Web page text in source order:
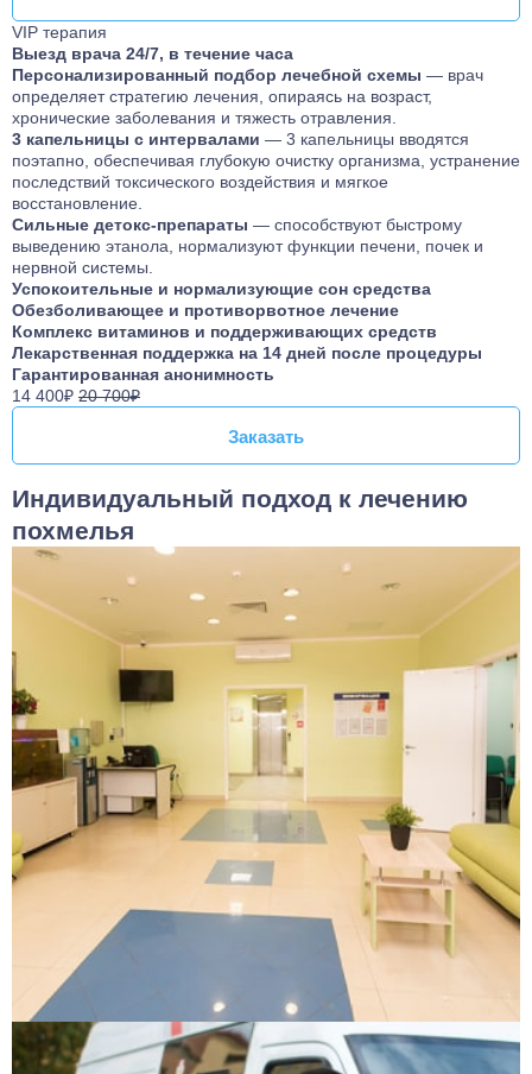
VIP терапия
Выезд врача 24/7, в течение часа
Персонализированный подбор лечебной схемы — врач
определяет стратегию лечения, опираясь на возраст,
хронические заболевания и тяжесть отравления.
3 капельницы с интервалами — 3 капельницы вводятся
поэтапно, обеспечивая глубокую очистку организма, устранение
последствий токсического воздействия и мягкое
восстановление.
Сильные детокс-препараты — способствуют быстрому
выведению этанола, нормализуют функции печени, почек и
нервной системы.
Успокоительные и нормализующие сон средства
Обезболивающее и противорвотное лечение
Комплекс витаминов и поддерживающих средств
Лекарственная поддержка на 14 дней после процедуры
Гарантированная анонимность
14 400₽ 20 700₽
Заказать
Заказать
Индивидуальный подход к лечению
похмелья